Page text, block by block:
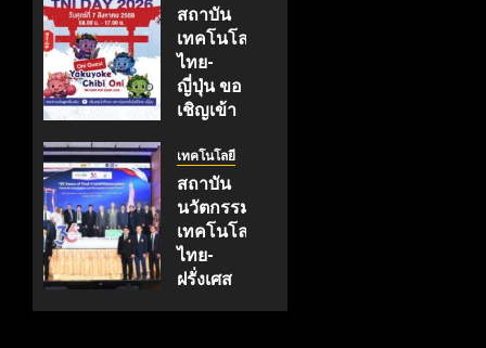
สถาบัน
เทคโนโลยี
ไทย-
ญี่ปุ่น ขอ
เชิญเข้า
TNI
Day
2026
ฉลอง
ครบรอบ
19 ปี
เทคโนโลยี
สถาบัน
นวัตกรรม
เทคโนโลยี
ไทย-
ฝรั่งเศส